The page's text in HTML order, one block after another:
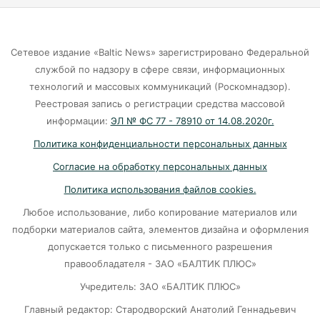
подталкивает к депрессии
Калининград и Москва объединяются ради
07-08-2026
Убийцу участника СВО в Балтийске посадили
В Калининграде «КамАЗ» сбил скутериста
07-08-2026
Губернатор объяснил, откуда берутся пустые
Сетевое издание «Baltic News» зарегистрировано Федеральной
службой по надзору в сфере связи, информационных
технологий и массовых коммуникаций (Роскомнадзор).
Реестровая запись о регистрации средства массовой
информации: ЭЛ № ФС 77 - 78910 от 14.08.2020г.
Политика конфиденциальности персональных данных
Согласие на обработку персональных данных
Политика использования файлов cookies.
Любое использование, либо копирование материалов или
подборки материалов сайта, элементов дизайна и оформления
допускается только с письменного разрешения
правообладателя - ЗАО «БАЛТИК ПЛЮС»
Учредитель: ЗАО «БАЛТИК ПЛЮС»
Главный редактор: Стародворский Анатолий Геннадьевич